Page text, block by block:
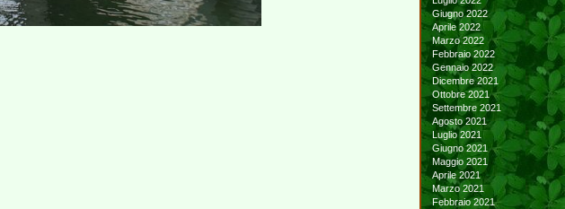
Giugno 2022
Aprile 2022
Marzo 2022
Febbraio 2022
Gennaio 2022
Dicembre 2021
Ottobre 2021
Settembre 2021
Agosto 2021
Luglio 2021
Giugno 2021
Maggio 2021
Aprile 2021
Marzo 2021
Febbraio 2021